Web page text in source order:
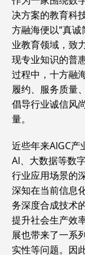
决方案的教育科
方融海便以“真
业教育领域，致
现专业知识的普
过程中，十方融
履约、服务质量
倡导行业诚信风
量。
近些年来AIGC
AI、大数据等数
行业应用场景的
深知在当前信息
务深度合成技术
提升社会生产效
展也带来了一系
实性等问题。因